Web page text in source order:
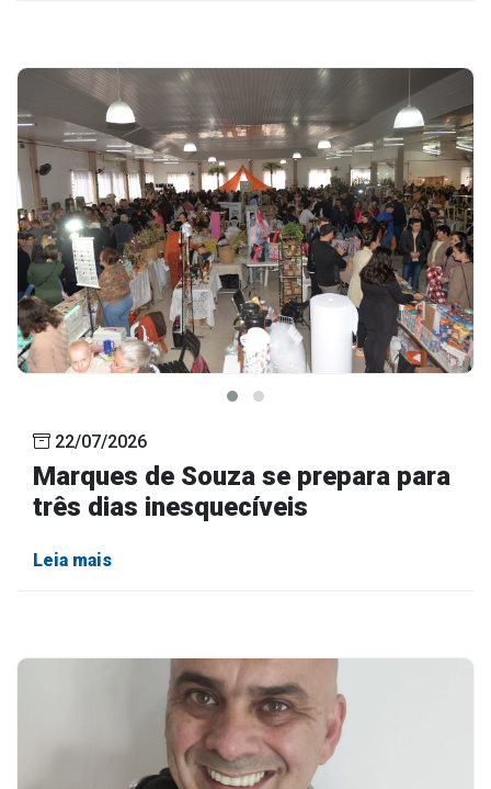
22/07/2026
Marques de Souza se prepara para
três dias inesquecíveis
Leia mais